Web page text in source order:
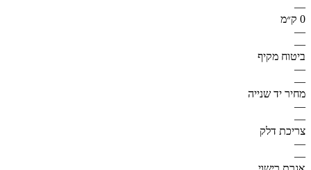
—
0 ק״מ
—
—
ביטוח מקיף
—
—
מחיר יד שנייה
—
—
צריכת דלק
—
—